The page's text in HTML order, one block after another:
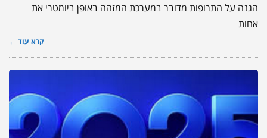
הגנה על התרופות מדובר במערכת המזהה באופן ביומטרי את
אחות
קרא עוד ←